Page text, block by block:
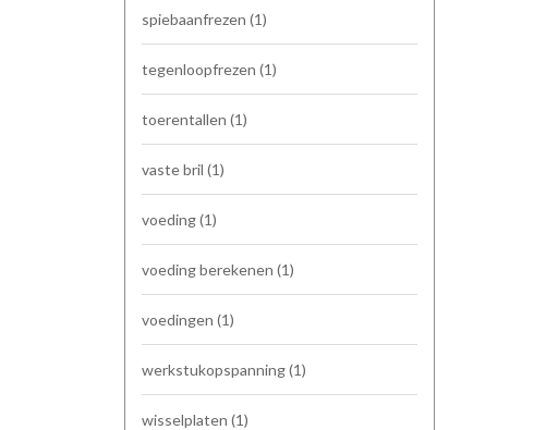
spiebaanfrezen (1)
tegenloopfrezen (1)
toerentallen (1)
vaste bril (1)
voeding(1)
voeding berekenen (1)
voedingen (1)
werkstukopspanning(1)
wisselplaten (1)